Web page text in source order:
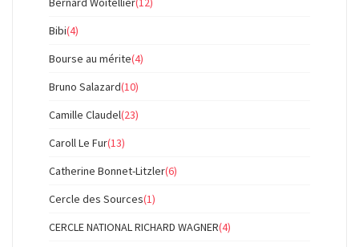
Bibi(4)
Bourse au mérite(4)
Bruno Salazard(10)
Camille Claudel(23)
Caroll Le Fur(13)
Catherine Bonnet-Litzler(6)
Cercle des Sources(1)
CERCLE NATIONAL RICHARD WAGNER(4)